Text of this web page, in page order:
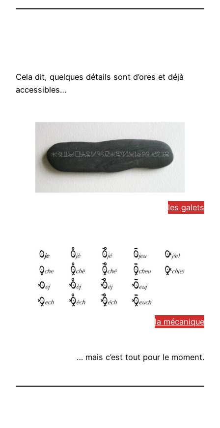
Cela dit, quelques détails sont d’ores et déjà
accessibles…
les galets
la mécanique
… mais c’est tout pour le moment.